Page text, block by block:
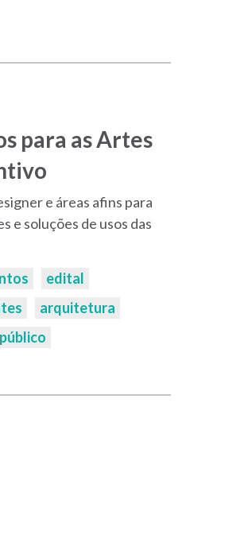
para as Artes
e áreas afins para
e soluções de usos das
edital
arquitetura
público